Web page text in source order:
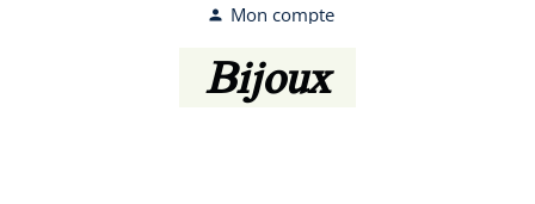
person Mon compte
Bijoux